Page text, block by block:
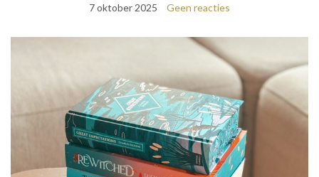
7 oktober 2025 Geen reacties